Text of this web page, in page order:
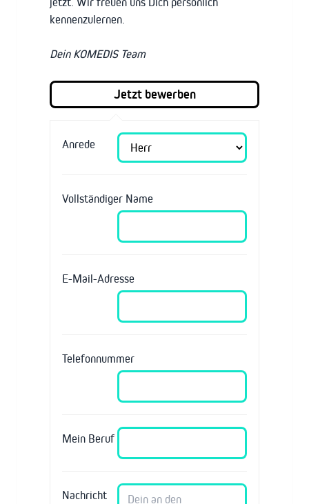
kennenzulernen.
Dein KOMEDIS Team
Anrede
Vollständiger Name
E-Mail-Adresse
Telefonnummer
Mein Beruf
Nachricht